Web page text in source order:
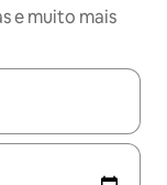
e muito mais
navegue com